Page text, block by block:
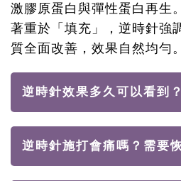
激膠原蛋白與彈性蛋白再生
著重於「填充」，逆時針強
質全面改善，效果自然均勻。
逆時針效果多久可以看到
逆時針施打會痛嗎？需要